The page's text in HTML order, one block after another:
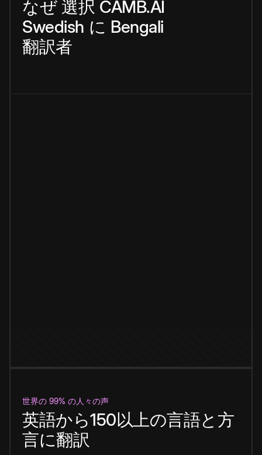
なぜ 選択 CAMB.AI
Swedish に Bengali
翻訳者
世界の 99% の人々の声
英語から150以上の言語と方
言に翻訳